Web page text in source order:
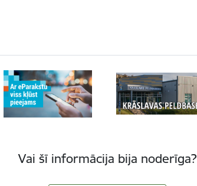
Vai šī informācija bija noderīga?